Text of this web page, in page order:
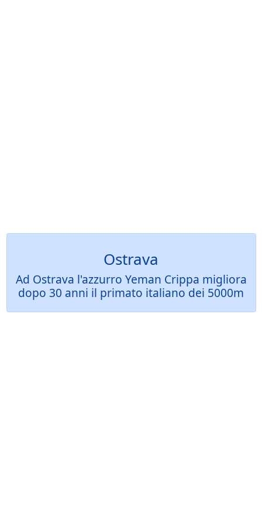
Ostrava
Ad Ostrava l'azzurro Yeman Crippa migliora
dopo 30 anni il primato italiano dei 5000m